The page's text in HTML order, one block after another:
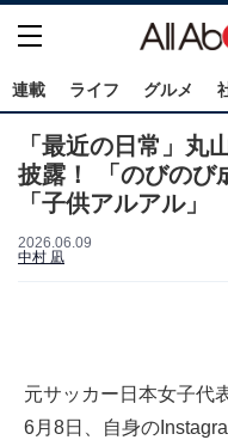
連載 ライフ グルメ
「最近の日常」丸
披露！ 「のびのび
「子供アルアル」
2026.06.09
中村 凪
元サッカー日本女子代
6月8日、自身の